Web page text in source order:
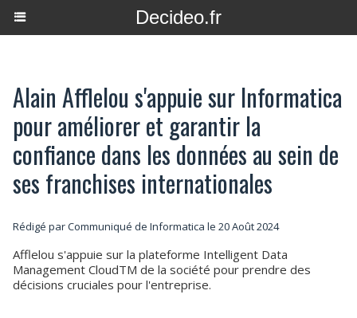
Decideo.fr
Alain Afflelou s'appuie sur Informatica
pour améliorer et garantir la
confiance dans les données au sein de
ses franchises internationales
Rédigé par Communiqué de Informatica le 20 Août 2024
Afflelou s'appuie sur la plateforme Intelligent Data
Management CloudTM de la société pour prendre des
décisions cruciales pour l'entreprise.